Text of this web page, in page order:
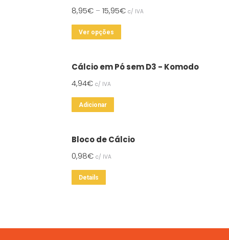
8,95€ – 15,95€ c/ IVA
Ver opções
multiple
be
Cálcio em Pó sem D3 - Komodo
4,94€ c/ IVA
Adicionar
Bloco de Cálcio
0,98€ c/ IVA
Details